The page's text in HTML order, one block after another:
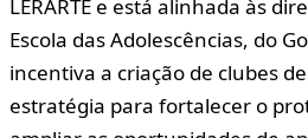
LERARTE e está alinhada às
Escola das Adolescências, do
incentiva a criação de clubes
estratégia para fortalecer o